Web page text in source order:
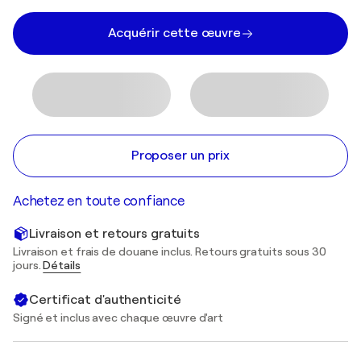
Acquérir cette œuvre
Proposer un prix
Achetez en toute confiance
Livraison et retours gratuits
Livraison et frais de douane inclus. Retours gratuits sous 30
jours.Détails
Certificat d'authenticité
Signé et inclus avec chaque œuvre d'art